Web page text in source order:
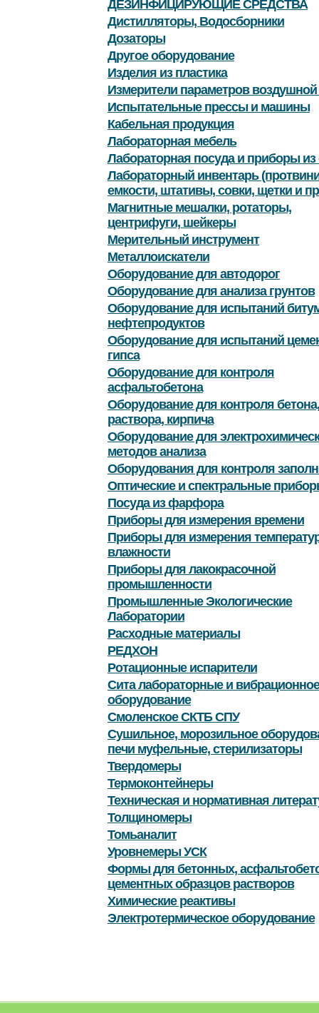
ДЕЗИНФИЦИРУЮЩИЕ СРЕДСТВА
Дистилляторы, Водосборники
Дозаторы
Другое оборудование
Изделия из пластика
Измерители параметров
Испытательные прессы и машины
Кабельная продукция
Лабораторная мебель
Лабораторная посуда и приборы из
Лабораторный инвентарь
емкости, штативы, совки, щетки и
Магнитные мешалки, ротаторы,
центрифуги, шейкеры
Мерительный инструмент
Металлоискатели
Оборудование для автодорог
Оборудование для анализа грунтов
Оборудование для испытаний
нефтепродуктов
Оборудование для испытаний
гипса
Оборудование для контроля
асфальтобетона
Оборудование для контроля бетона,
раствора, кирпича
Оборудование для
методов анализа
Оборудования для контроля
Оптические и спектральные
Посуда из фарфора
Приборы для измерения времени
Приборы для измерения
влажности
Приборы для лакокрасочной
промышленности
Промышленные Экологические
Лаборатории
Расходные материалы
РЕДХОН
Ротационные испарители
Сита лабораторные и вибрационное
оборудование
Смоленское СКТБ СПУ
Сушильное, морозильное
печи муфельные, стерилизаторы
Твердомеры
Термоконтейнеры
Техническая и нормативная
Толщиномеры
Томьаналит
Уровнемеры УСК
Формы для бетонных,
цементных образцов растворов
Химические реактивы
Электротермическое оборудование